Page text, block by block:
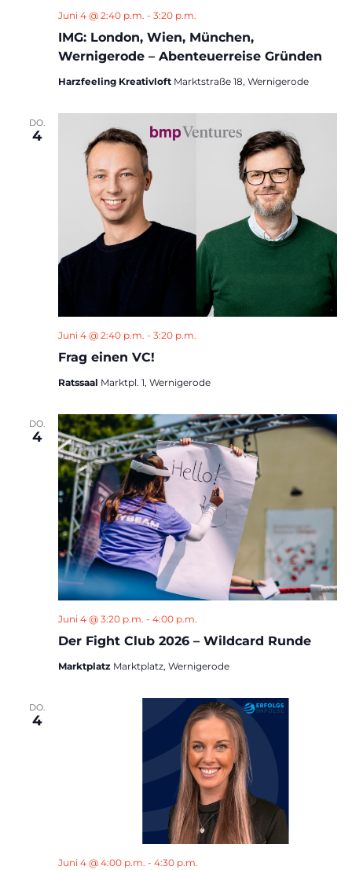
IMG: London, Wien, München,
Wernigerode – Abenteuerreise Gründen
Juni 4 @ 2:40 p.m. - 3:20 p.m.
Harzfeeling Kreativloft Marktstraße 18, Wernigerode
DO.
4
Frag einen VC!
Juni 4 @ 2:40 p.m. - 3:20 p.m.
Ratssaal Marktpl. 1, Wernigerode
DO.
4
Der Fight Club 2026 – Wildcard Runde
Juni 4 @ 3:20 p.m. - 4:00 p.m.
Marktplatz Marktplatz, Wernigerode
DO.
4
Juni 4 @ 4:00 p.m. - 4:30 p.m.